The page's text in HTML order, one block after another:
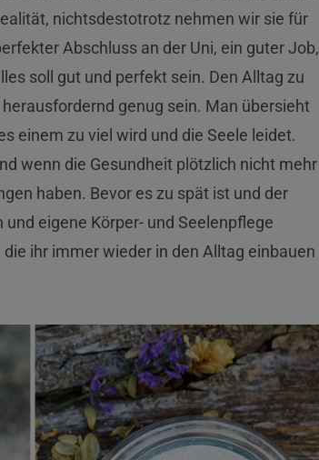
nichtsdestotrotz nehmen wir sie für
Abschluss an der Uni, ein guter Job,
soll gut und perfekt sein. Den Alltag zu
genug sein. Man übersieht
einem zu viel wird und die Seele leidet.
wenn die Gesundheit plötzlich nicht mehr
haben. Bevor es zu spät ist und der
eigene Körper- und Seelenpflege
ihr immer wieder in den Alltag einbauen